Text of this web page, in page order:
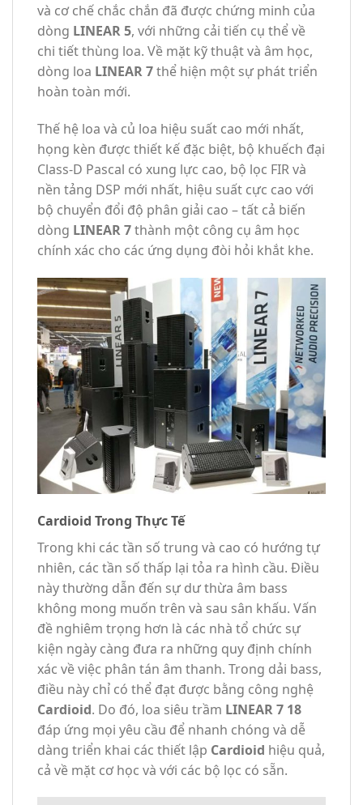
và cơ chế chắc chắn đã được chứng minh của
dòng LINEAR 5, với những cải tiến cụ thể về
chi tiết thùng loa. Về mặt kỹ thuật và âm học,
dòng loa LINEAR 7thể hiện một sự phát triển
hoàn toàn mới.
Thế hệ loa và củ loa hiệu suất cao mới nhất,
họng kèn được thiết kế đặc biệt, bộ khuếch đại
Class-D Pascal có xung lực cao, bộ lọc FIR và
nền tảng DSP mới nhất, hiệu suất cực cao với
bộ chuyển đổi độ phân giải cao – tất cả biến
dòng LINEAR 7thành một công cụ âm học
chính xác cho các ứng dụng đòi hỏi khắt khe.
Cardioid Trong Thực Tế
Trong khi các tần số trung và cao có hướng tự
nhiên, các tần số thấp lại tỏa ra hình cầu. Điều
này thường dẫn đến sự dư thừa âm bass
không mong muốn trên và sau sân khấu. Vấn
đề nghiêm trọng hơn là các nhà tổ chức sự
kiện ngày càng đưa ra những quy định chính
xác về việc phân tán âm thanh. Trong dải bass,
điều này chỉ có thể đạt được bằng công nghệ
Cardioid. Do đó, loa siêu trầm LINEAR 7 18
đáp ứng mọi yêu cầu để nhanh chóng và dễ
dàng triển khai các thiết lập Cardioid hiệu quả,
cả về mặt cơ học và với các bộ lọc có sẵn.